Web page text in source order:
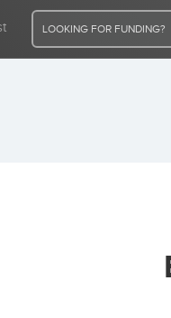
LOOKING FOR FUNDING?